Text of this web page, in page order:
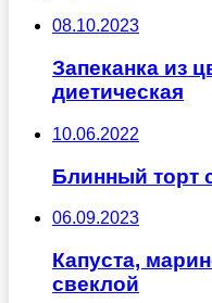
08.10.2023
Запеканка из
диетическая
10.06.2022
Блинный торт
06.09.2023
Капуста,
свеклой